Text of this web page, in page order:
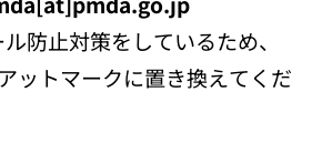
防止対策をしているため、
ットマークに置き換えてくだ